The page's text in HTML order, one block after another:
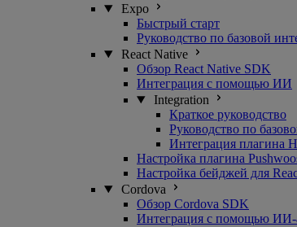
Expo
Быстрый старт
Руководство по базовой
React Native
Обзор React Native SDK
Интеграция с помощью ИИ
Integration
Краткое руководство
Руководство по
Интеграция плагина
Настройка плагина
Настройка бейджей для
Cordova
Обзор Cordova SDK
Интеграция с помощью ИИ-